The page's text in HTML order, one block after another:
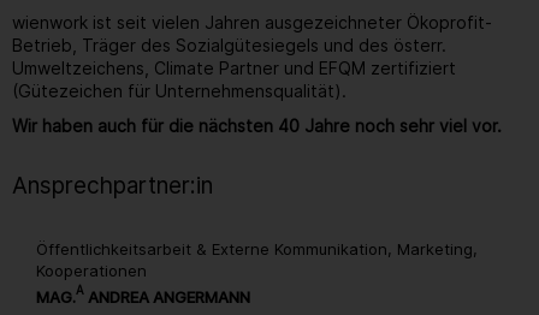
wienwork ist seit vielen Jahren ausgezeichneter Ökoprofit-
Betrieb, Träger des Sozialgütesiegels und des österr.
Umweltzeichens, Climate Partner und EFQM zertifiziert
(Gütezeichen für Unternehmensqualität).
Wir haben auch für die nächsten 40 Jahre noch sehr viel vor.
Ansprechpartner:in
Öffentlichkeitsarbeit & Externe Kommunikation, Marketing,
Kooperationen
MAG.A ANDREA ANGERMANN